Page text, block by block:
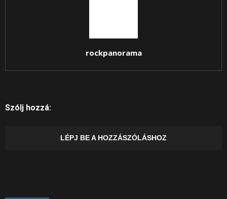
rockpanorama
Szólj hozzá:
LÉPJ BE A HOZZÁSZÓLÁSHOZ